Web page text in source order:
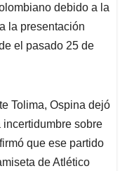
debido a la
la presentación
el pasado 25 de
Tolima, Ospina dejó
incertidumbre sobre
que ese partido
de Atlético